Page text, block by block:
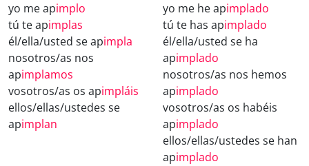
yo me apimplo
tú te apimplas
él/ella/usted se apimpla
nosotros/as nos
apimplamos
vosotros/as os apimpláis
ellos/ellas/ustedes se
apimplan
yo me he apimplado
tú te has apimplado
él/ella/usted se ha
apimplado
nosotros/as nos hemos
apimplado
vosotros/as os habéis
apimplado
ellos/ellas/ustedes se han
apimplado